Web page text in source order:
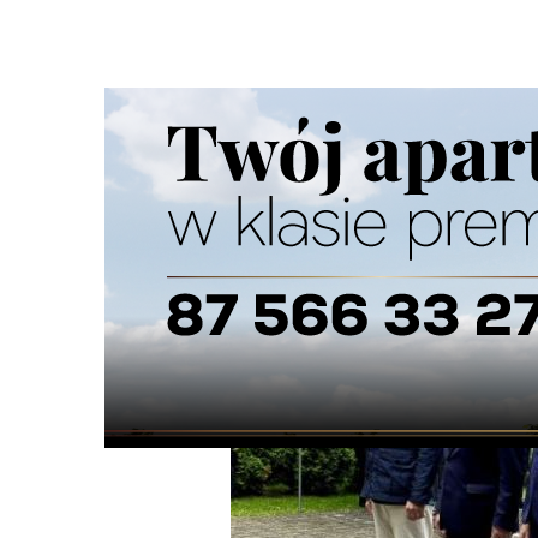
Ścieżka
nawigacyjna
Strona główna
Z ŻYCIA MIASTA 15/06/2026/ 0 Komentarzy
Pamiętali o ofiarach wojny